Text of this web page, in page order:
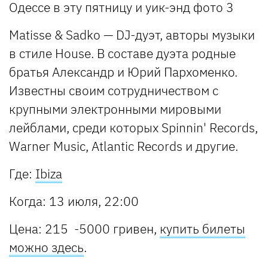
Matisse & Sadko — DJ-дуэт, авторы музыки
в стиле House. В составе дуэта родные
братья Александр и Юрий Пархоменко.
Известны своим сотрудничеством с
крупными электронными мировыми
лейблами, среди которых Spinnin' Records,
Warner Musiс, Atlantic Records и другие.
Где: Ibiza
Когда: 13 июля, 22:00
Цена: 215 -5000 гривен, купить билеты
можно здесь.